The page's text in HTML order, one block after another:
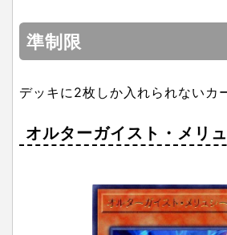
準制限
デッキに2枚しか入れられないカ
オルターガイスト・メリ